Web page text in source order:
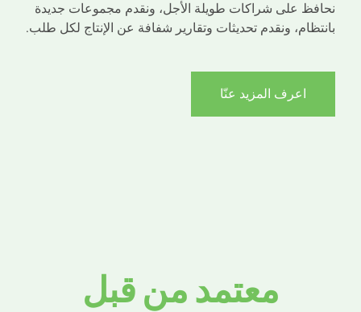
نحافظ على شراكات طويلة الأجل، ونقدم مجموعات جديدة
بانتظام، ونقدم تحديثات وتقارير شفافة عن الإنتاج لكل طلب.
اعرف المزيد عنّا
معتمد من قبل